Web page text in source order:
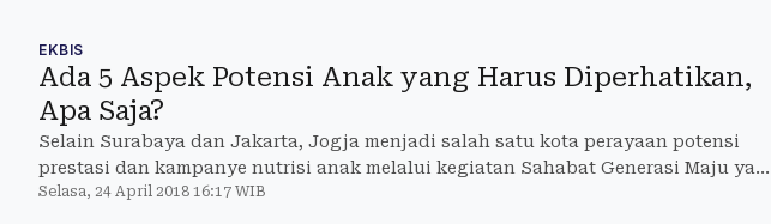
EKBIS
Ada 5 Aspek Potensi Anak yang Harus Diperhatikan,
Apa Saja?
Selain Surabaya dan Jakarta, Jogja menjadi salah satu kota perayaan potensi
prestasi dan kampanye nutrisi anak melalui kegiatan Sahabat Generasi Maju yang
digelar SGM Eksplor. SGM Eksplor juga bekerja sama dengan PAUD sebagai
Selasa, 24 April 2018 16:17 WIB